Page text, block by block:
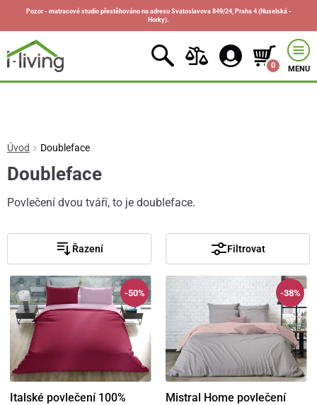
Pozor - matracové studio přestěhováno na adresu Svatoslavova 849/24, Praha 4 (Nuselská -
Horky).
0 MENU
Úvod Doubleface
Doubleface
Povlečení dvou tváří, to je doubleface.
Řazení Filtrovat
-50%
Italské povlečení 100%
-38%
Mistral Home povlečení